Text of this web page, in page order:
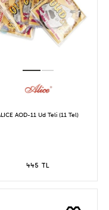
AOD-11 Ud Teli (11 Tel)
445 TL